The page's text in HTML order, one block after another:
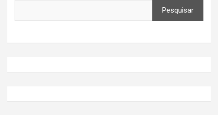
Pesquisar